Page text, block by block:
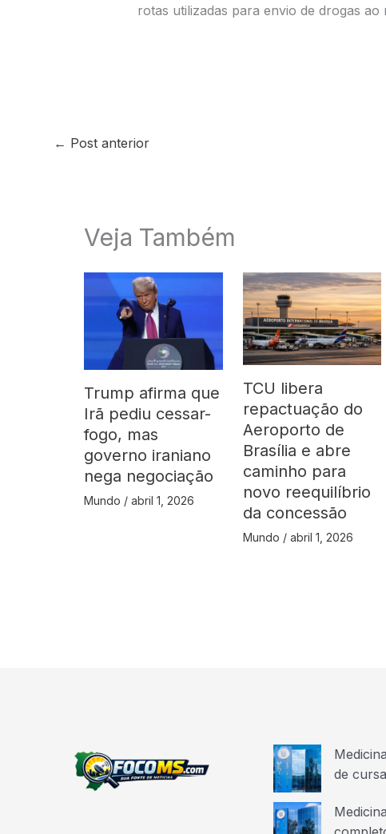
rotas utilizadas para envio de drogas ao
← Post anterior
Veja Também
Trump afirma que
Irã pediu cessar-
fogo, mas
governo iraniano
nega negociação
Mundo / abril 1, 2026
TCU libera
repactuação do
Aeroporto de
Brasília e abre
caminho para
novo reequilíbrio
da concessão
Mundo / abril 1, 2026
de